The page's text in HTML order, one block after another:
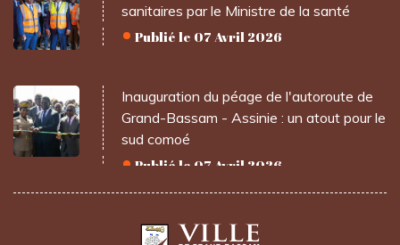
sanitaires par le Ministre de la santé
Publié le 07 Avril 2026
Inauguration du péage de l'autoroute de
Grand-Bassam - Assinie : un atout pour le
sud comoé
Publié le 07 Avril 2026